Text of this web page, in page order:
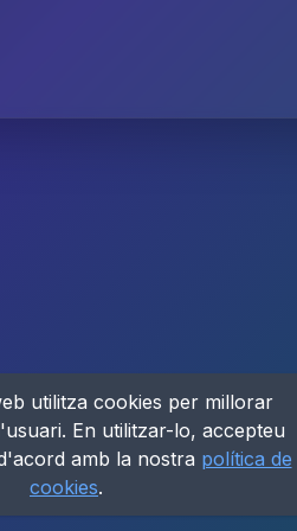
utilitza cookies per millorar
En utilitzar-lo, accepteu
amb la nostra política de
cookies.